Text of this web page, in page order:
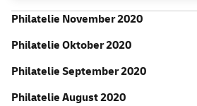
Philatelie November 2020
Philatelie Oktober 2020
Philatelie September 2020
Philatelie August 2020